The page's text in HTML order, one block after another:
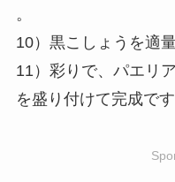
。
10）黒こしょうを適
11）彩りで、パエリ
を盛り付けて完成です